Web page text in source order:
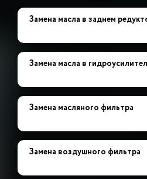
Замена масла в заднем
Замена масла в
Замена масляного фильтра
Замена воздушного фильтра